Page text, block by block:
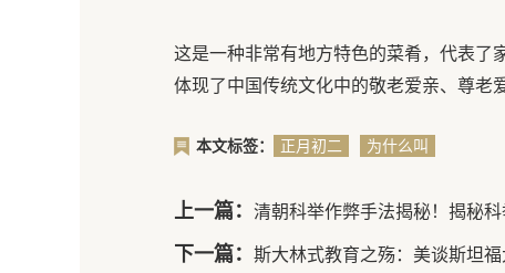
这是一种非常有地方特色的菜肴，代表了
体现了中国传统文化中的敬老爱亲、尊老
本文标签：
正月初二
为什么叫
上一篇： 清朝科举作弊手法揭秘！揭秘
下一篇： 斯大林式教育之殇：美谈斯坦